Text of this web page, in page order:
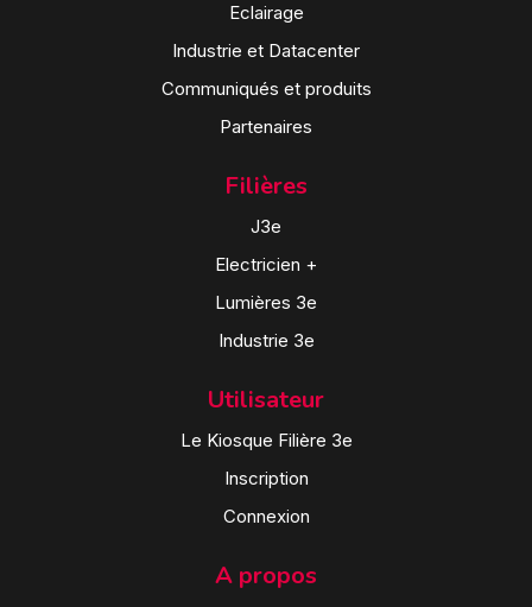
Eclairage
Industrie et Datacenter
Communiqués et produits
Partenaires
Filières
J3e
Electricien +
Lumières 3e
Industrie 3e
Utilisateur
Le Kiosque Filière 3e
Inscription
Connexion
A propos